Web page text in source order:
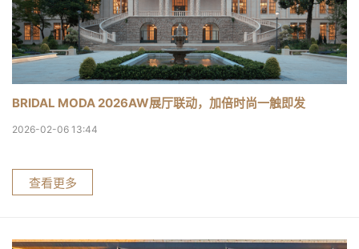
BRIDAL MODA 2026AW展厅联动，加倍时尚一触即发
2026-02-06 13:44
查看更多